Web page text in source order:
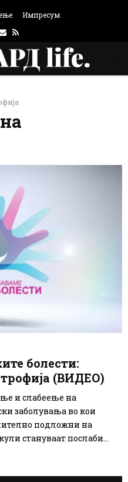
Импресум
Email
Rss
болести:
(ВИДЕО)
и слабеење на
заболувања во кои
подложни на
стануваат послаби...